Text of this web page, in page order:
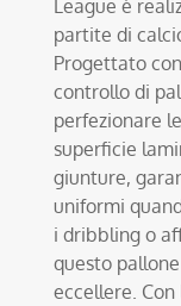
League è
partite di
Progettato
controllo di
perfezionare
superficie
giunture,
uniformi
i dribbling o
questo
eccellere.